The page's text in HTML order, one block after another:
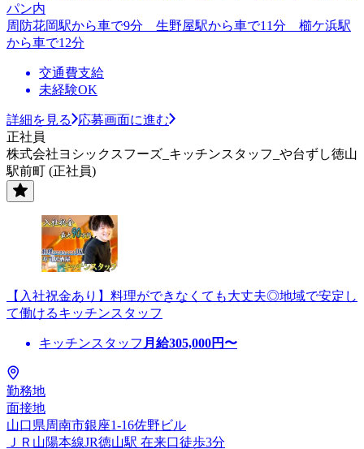
パン内
周防花岡駅から車で9分 生野屋駅から車で11分 櫛ケ浜駅
から車で12分
交通費支給
未経験OK
詳細を見る
応募画面に進む
正社員
株式会社ヨシックスフーズ_キッチンスタッフ_や台ずし徳山
駅前町 (正社員)
【入社祝金あり】料理ができなくても大丈夫◎地域で安定し
て働けるキッチンスタッフ
キッチンスタッフ 月給305,000円〜
勤務地
面接地
山口県周南市銀座1-16佐野ビル
ＪＲ山陽本線JR徳山駅 在来口徒歩3分